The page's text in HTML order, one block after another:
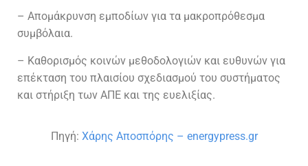
– Απομάκρυνση εμποδίων για τα μακροπρόθεσμα
συμβόλαια.
– Καθορισμός κοινών μεθοδολογιών και ευθυνών για
επέκταση του πλαισίου σχεδιασμού του συστήματος
και στήριξη των ΑΠΕ και της ευελιξίας.
Πηγή: Χάρης Αποσπόρης – energypress.gr